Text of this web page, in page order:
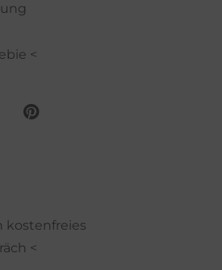
<
kostenfreies
<